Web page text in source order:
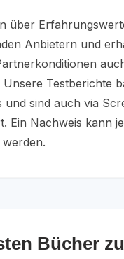
über
Anbietern und
Unsere Testberichte
und sind auch via
Ein Nachweis kann
Bücher